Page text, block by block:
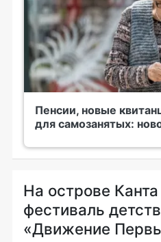
Пенсии, новые
для самозанятых:
На острове
фестиваль
«Движение